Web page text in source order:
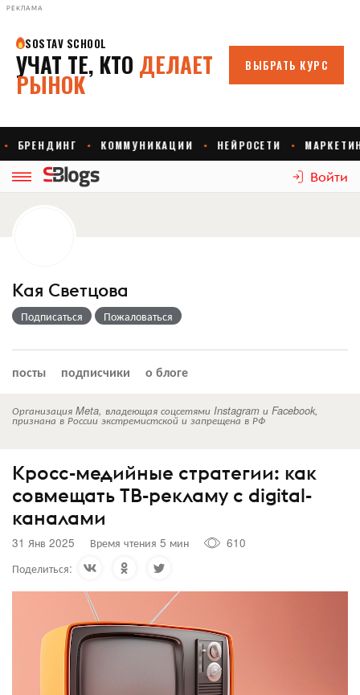
РЕКЛАМА
Войти
Кая Светцова
Подписаться Пожаловаться
посты подписчики о блоге
Организация Meta, владеющая соцсетями Instagram и Facebook,
признана в России экстремистской и запрещена в РФ
Кросс-медийные стратегии: как
совмещать ТВ-рекламу с digital-
каналами
31 Янв 2025 Время чтения 5 мин
610
Поделиться: